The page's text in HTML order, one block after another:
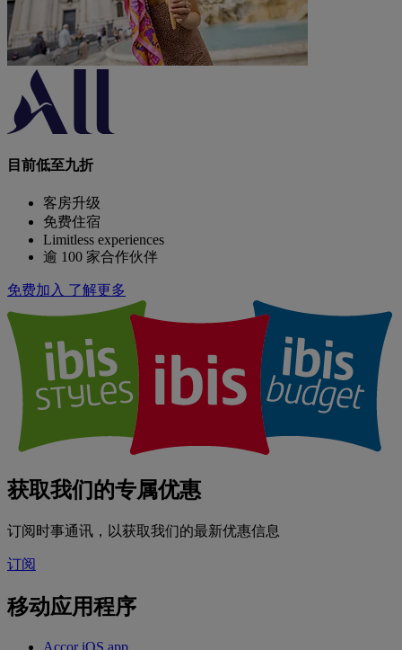
目前低至九折
客房升级
免费住宿
Limitless experiences
逾 100 家合作伙伴
免费加入 了解更多
获取我们的专属优惠
订阅时事通讯，以获取我们的最新优惠信息
订阅
移动应用程序